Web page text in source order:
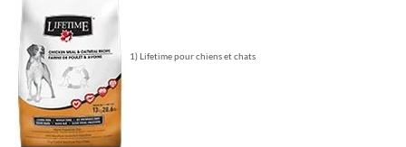
1) Lifetime pour chiens et chats